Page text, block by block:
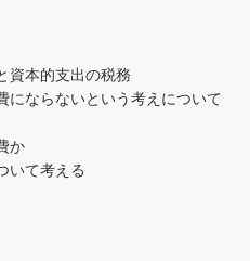
資本的支出の税務
にならないという考えについて
か
いて考える